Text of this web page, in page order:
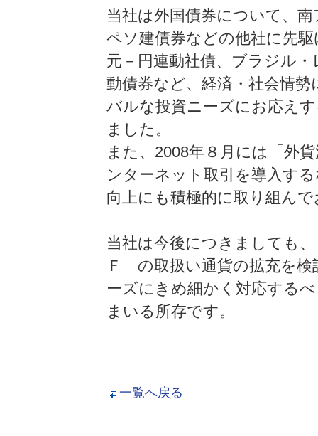
当社は外国債券について、
ペソ建債券などの他社に先
元－円連動社債、ブラジル
動債券など、経済・社会情
バルな投資ニーズにお応え
ました。
また、2008年８月には「外
ンターネット取引を導入す
向上にも積極的に取り組ん
当社は今後につきましても
Ｆ」の取扱い通貨の拡充を
ーズにきめ細かく対応する
まいる所存です。
一覧へ戻る